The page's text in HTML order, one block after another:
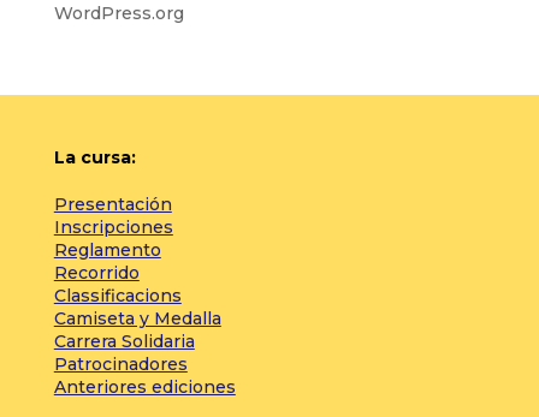
WordPress.org
La cursa:
Presentación
Inscripciones
Reglamento
Recorrido
Classificacions
Camiseta y Medalla
Carrera Solidaria
Patrocinadores
Anteriores ediciones